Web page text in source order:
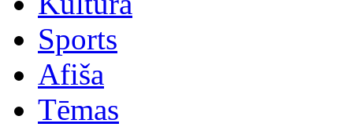
Sports
Afiša
Tēmas